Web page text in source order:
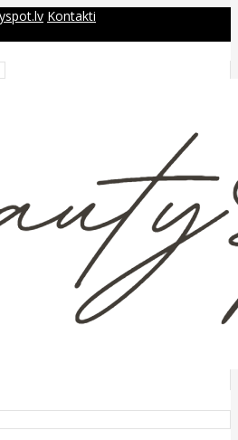
Kontakti